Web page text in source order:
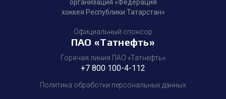
организация «Федерация
хоккея Республики Татарстан»
Официальный спонсор
ПАО «Татнефть»
Горячая линия ПАО «Татнефть»
+7 800 100-4-112
Политика обработки персональных данных